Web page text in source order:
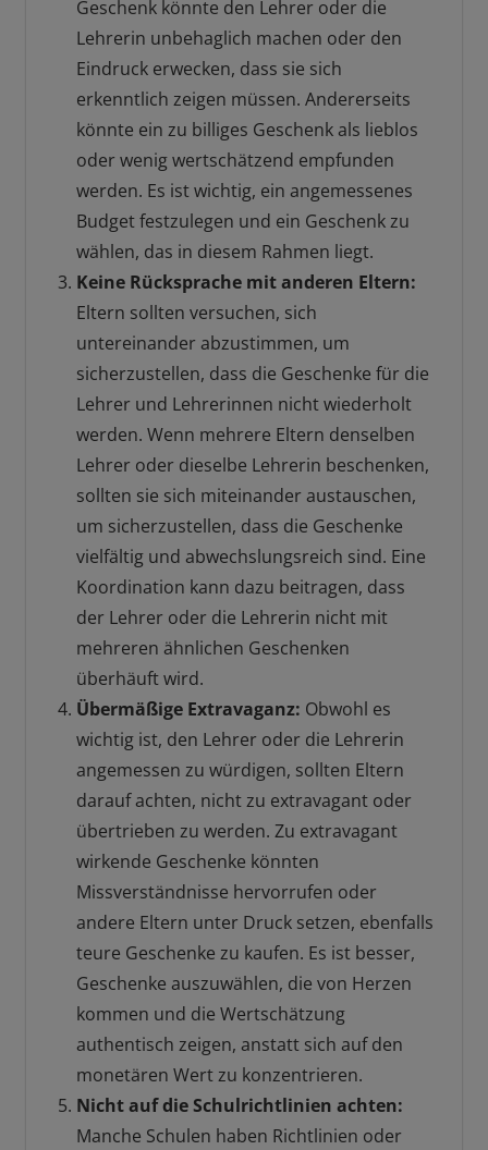
Geschenk könnte den Lehrer oder die
Lehrerin unbehaglich machen oder den
Eindruck erwecken, dass sie sich
erkenntlich zeigen müssen. Andererseits
könnte ein zu billiges Geschenk als lieblos
oder wenig wertschätzend empfunden
werden. Es ist wichtig, ein angemessenes
Budget festzulegen und ein Geschenk zu
wählen, das in diesem Rahmen liegt.
Keine Rücksprache mit anderen Eltern:
Eltern sollten versuchen, sich
untereinander abzustimmen, um
sicherzustellen, dass die Geschenke für die
Lehrer und Lehrerinnen nicht wiederholt
werden. Wenn mehrere Eltern denselben
Lehrer oder dieselbe Lehrerin beschenken,
sollten sie sich miteinander austauschen,
um sicherzustellen, dass die Geschenke
vielfältig und abwechslungsreich sind. Eine
Koordination kann dazu beitragen, dass
der Lehrer oder die Lehrerin nicht mit
mehreren ähnlichen Geschenken
überhäuft wird.
Übermäßige Extravaganz: Obwohl es
wichtig ist, den Lehrer oder die Lehrerin
angemessen zu würdigen, sollten Eltern
darauf achten, nicht zu extravagant oder
übertrieben zu werden. Zu extravagant
wirkende Geschenke könnten
Missverständnisse hervorrufen oder
andere Eltern unter Druck setzen, ebenfalls
teure Geschenke zu kaufen. Es ist besser,
Geschenke auszuwählen, die von Herzen
kommen und die Wertschätzung
authentisch zeigen, anstatt sich auf den
monetären Wert zu konzentrieren.
Nicht auf die Schulrichtlinien achten:
Manche Schulen haben Richtlinien oder